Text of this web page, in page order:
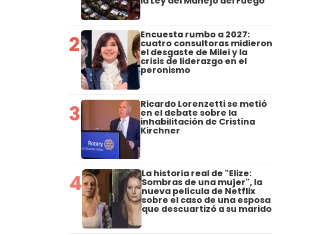
2 Encuesta rumbo a 2027:
cuatro consultoras midieron
el desgaste de Milei y la
crisis de liderazgo en el
peronismo
3 Ricardo Lorenzetti se metió
en el debate sobre la
inhabilitación de Cristina
Kirchner
4 La historia real de "Elize:
Sombras de una mujer", la
nueva película de Netflix
sobre el caso de una esposa
que descuartizó a su marido